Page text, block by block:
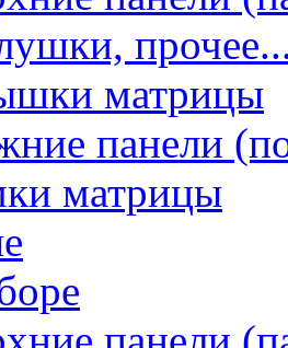
матрицы
панели
матрицы